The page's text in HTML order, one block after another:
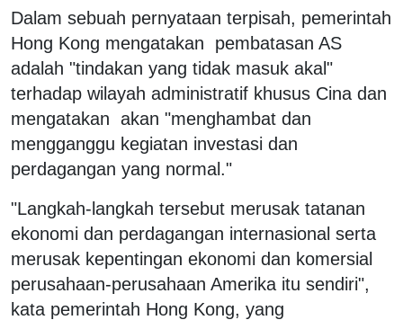
Dalam sebuah pernyataan terpisah, pemerintah
Hong Kong mengatakan pembatasan AS
adalah "tindakan yang tidak masuk akal"
terhadap wilayah administratif khusus Cina dan
mengatakan akan "menghambat dan
mengganggu kegiatan investasi dan
perdagangan yang normal."
"Langkah-langkah tersebut merusak tatanan
ekonomi dan perdagangan internasional serta
merusak kepentingan ekonomi dan komersial
perusahaan-perusahaan Amerika itu sendiri",
kata pemerintah Hong Kong, yang